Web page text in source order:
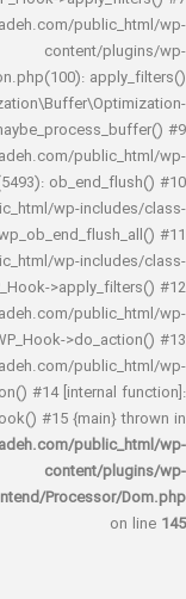
decokadeh.com/
decokadeh.com/
public_html/wp-
public_html/wp-
WP_Hook-
decokadeh.com/
WP_Hook-
decokadeh.com/
do_action() #14
#15
decokadeh.com/
Frontend/